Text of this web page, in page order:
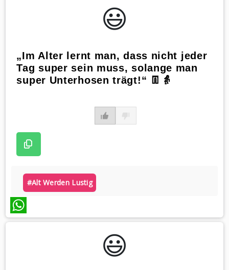
😃️
„Im Alter lernt man, dass nicht jeder
Tag super sein muss, solange man
super Unterhosen trägt!“ 👖👵
#alt Werden Lustig
WhatsApp
😃️